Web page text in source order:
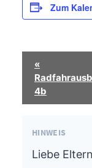
Zum
Navigation
«
4b
HINWEIS
Liebe